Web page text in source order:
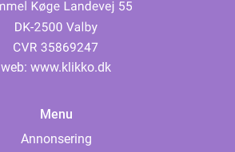
web: www.klikko.dk
Menu
Annonsering